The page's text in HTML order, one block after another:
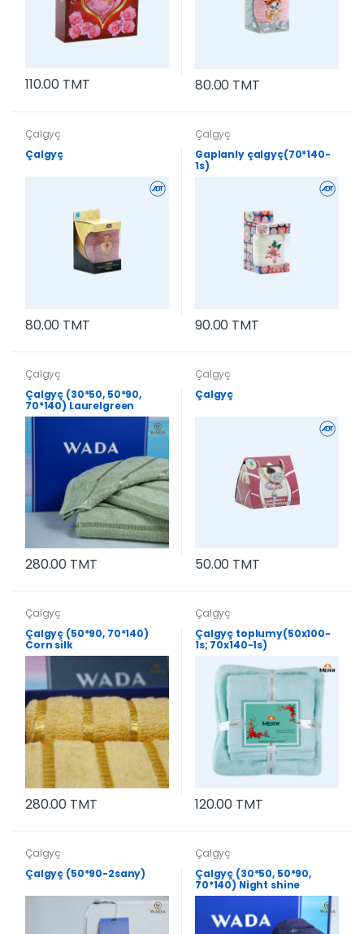
110.00 TMT 80.00 TMT
Çalgyç
Çalgyç
80.00 TMT
Çalgyç
Gaplanly çalgyç(70*140-
1s)
90.00 TMT
Çalgyç
Çalgyç (30*50, 50*90,
70*140) Laurelgreen
280.00 TMT
Çalgyç
Çalgyç
50.00 TMT
Çalgyç
Çalgyç (50*90, 70*140)
Corn silk
280.00 TMT
Çalgyç
Çalgyç toplumy(50x100-
1s; 70x140-1s)
120.00 TMT
Çalgyç
Çalgyç (50*90-2sany)
Çalgyç
Çalgyç (30*50, 50*90,
70*140) Night shine